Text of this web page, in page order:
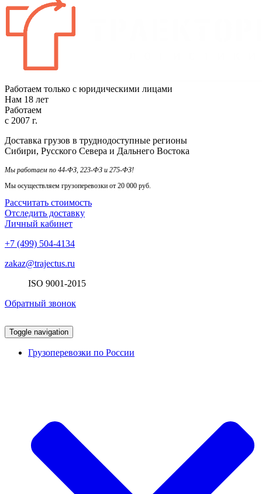
Работаем только с юридическими лицами
Нам 18 лет
Работаем
с 2007 г.
Доставка грузов в труднодоступные регионы
Сибири, Русского Севера и Дальнего Востока
Мы работаем по 44-ФЗ, 223-ФЗ и 275-ФЗ!
Мы осуществляем грузоперевозки от 20 000 руб.
Рассчитать стоимость
Отследить доставку
Личный кабинет
+7 (499) 504-4134
zakaz@trajectus.ru
ISO 9001-2015
Обратный звонок
Toggle navigation
Грузоперевозки по России